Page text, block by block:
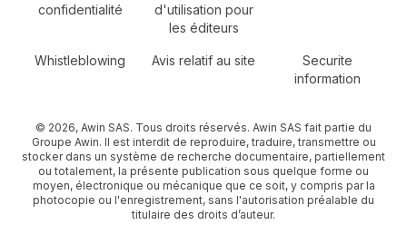
confidentialité
d'utilisation pour
les éditeurs
Whistleblowing Avis relatif au site
Securite
information
© 2026, Awin SAS. Tous droits réservés. Awin SAS fait partie du
Groupe Awin. Il est interdit de reproduire, traduire, transmettre ou
stocker dans un système de recherche documentaire, partiellement
ou totalement, la présente publication sous quelque forme ou
moyen, électronique ou mécanique que ce soit, y compris par la
photocopie ou l'enregistrement, sans l'autorisation préalable du
titulaire des droits d’auteur.